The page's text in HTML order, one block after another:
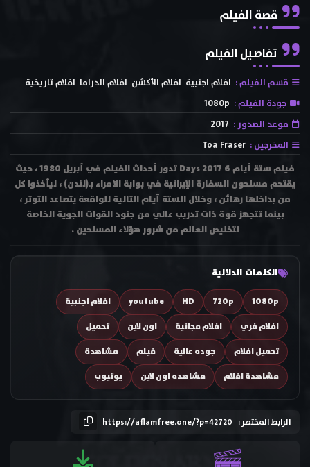
قصة الفيلم
تفاصيل الفيلم
قسم الفيلم : افلام اجنبية افلام الأكشن افلام الدراما افلام تاريخية
جودة الفيلم : 1080p
موعد الصدور : 2017
المخرجين : Toa Fraser
فيلم ستة أيام 6 Days 2017 تدور أحداث الفيلم في أبريل 1980 ، حيث
يقتحم مسلحون السفارة الإيرانية في بوابة الأمراء بـ(لندن) ، ليأخذوا كل
من بداخلها رهائن ، وخلال الستة أيام التالية للواقعة يتصاعد التوتر ،
بينما تتجهز قوة ذات تدريب عالي من جنود القوات الجوية الخاصة
لتخليص العالم من شرور هؤلاء المسلحين .
الكلمات الدلالية
1080p
720p
HD
youtube
افلام اجنبية
افلام فري
افلام مجانية اون لاين
تحميل
تحميل افلام
جوده عالية فيلم
مشاهدة
مشاهدة افلام
مشاهده اون لاين يوتيوب
الرابط المختصر : https://aflamfree.one/?p=42720